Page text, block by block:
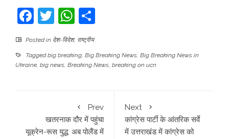
Facebook
TwitterWhatsApp
Posted in देश-विदेश, राष्ट्रीय
Taggedbig breaking, Big Breaking News, Big Breaking News in
Ukraine, big news, Breaking News, breaking on ucn
Prev
खतरनाक दौर में पहुंचा
यूक्रेन-रूस युद्ध, अब पोलैंड में
Next
कांग्रेस पार्टी के आंतरिक सर्वे
में उत्तराखंड में कांग्रेस को